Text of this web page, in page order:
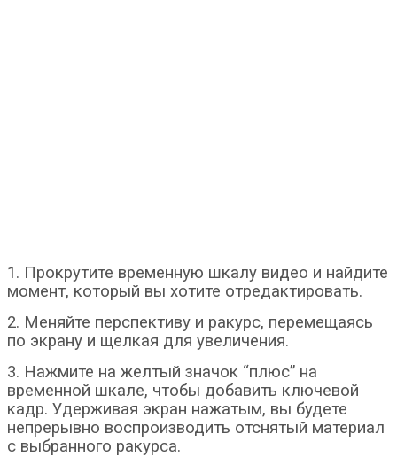
1. Прокрутите временную шкалу видео и найдите
момент, который вы хотите отредактировать.
2. Меняйте перспективу и ракурс, перемещаясь
по экрану и щелкая для увеличения.
3. Нажмите на желтый значок “плюс” на
временной шкале, чтобы добавить ключевой
кадр. Удерживая экран нажатым, вы будете
непрерывно воспроизводить отснятый материал
с выбранного ракурса.